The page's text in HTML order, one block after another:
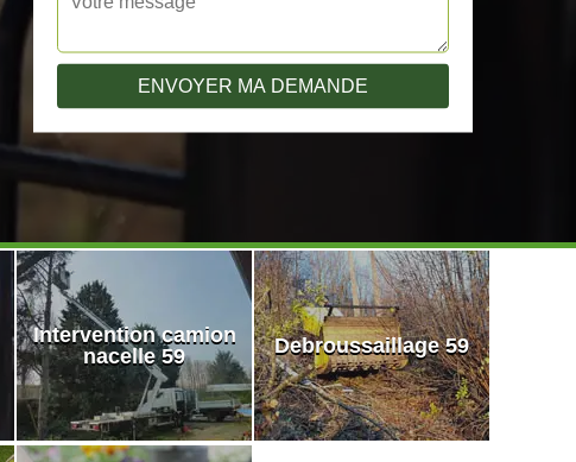
Intervention camion
nacelle 59
Debroussaillage 59